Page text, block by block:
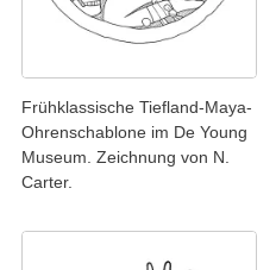
Frühklassische Tiefland-Maya-
Ohrenschablone im De Young
Museum. Zeichnung von N.
Carter.